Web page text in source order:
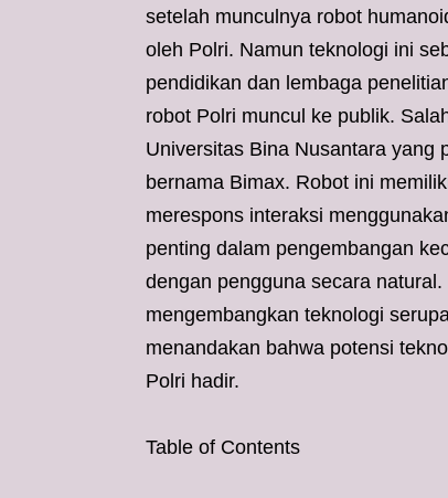
setelah munculnya robot
oleh Polri. Namun teknologi ini
pendidikan dan lembaga
robot Polri muncul ke publik.
Universitas Bina Nusantara yang
bernama Bimax. Robot ini
merespons interaksi
penting dalam pengembangan
dengan pengguna secara
mengembangkan teknologi
menandakan bahwa potensi
Polri hadir.
Table of Contents